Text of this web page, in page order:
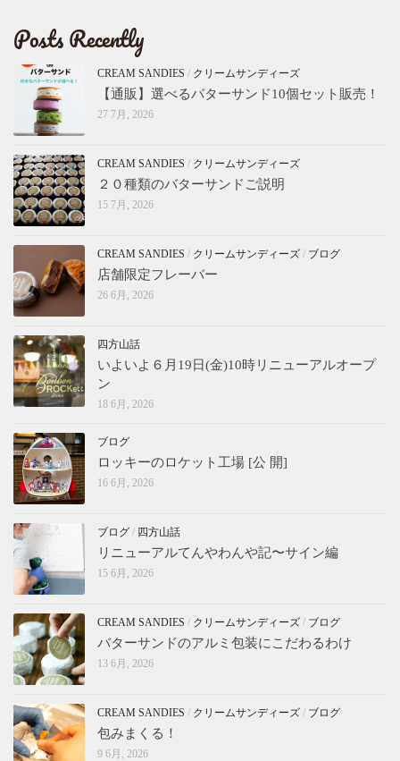
Posts Recently
CREAM SANDIES / クリームサンディーズ
【通販】選べるバターサンド10個セット販売！
27 7月, 2026
CREAM SANDIES / クリームサンディーズ
２０種類のバターサンドご説明
15 7月, 2026
CREAM SANDIES / クリームサンディーズ / ブログ
店舗限定フレーバー
26 6月, 2026
四方山話
いよいよ６月19日(金)10時リニューアルオープ
ン
18 6月, 2026
ブログ
ロッキーのロケット工場 [公 開]
16 6月, 2026
ブログ / 四方山話
リニューアルてんやわんや記〜サイン編
15 6月, 2026
CREAM SANDIES / クリームサンディーズ / ブログ
バターサンドのアルミ包装にこだわるわけ
13 6月, 2026
CREAM SANDIES / クリームサンディーズ / ブログ
包みまくる！
9 6月, 2026